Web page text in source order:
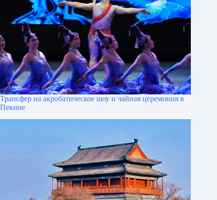
Трансфер на акробатическое шоу и чайная церемония в
Пекине